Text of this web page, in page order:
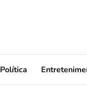
Política